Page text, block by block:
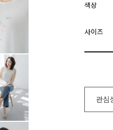
색상
사이즈
관심